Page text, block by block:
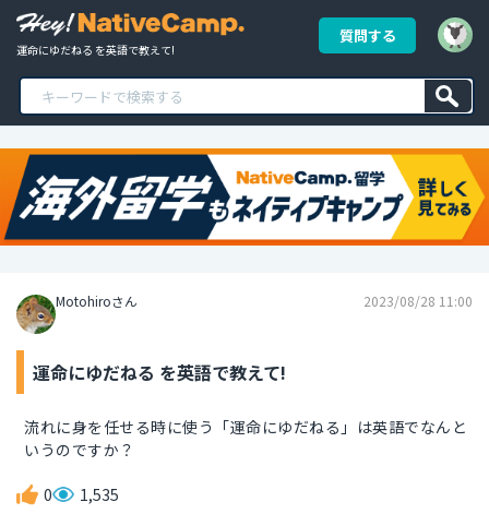
運命にゆだねる を英語で教えて!
質問する
Motohiroさん 2023/08/28 11:00
運命にゆだねる を英語で教えて!
流れに身を任せる時に使う「運命にゆだねる」は英語でなんと
いうのですか？
0 1,535